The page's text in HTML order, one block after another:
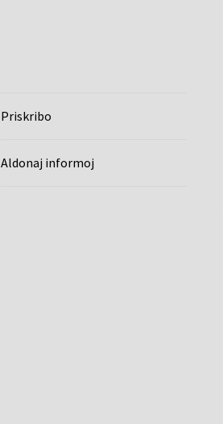
Priskribo
Aldonaj informoj